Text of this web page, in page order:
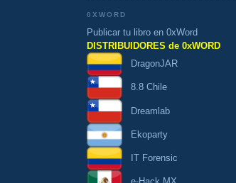
0XWORD
Publicar tu libro en 0xWord
DISTRIBUIDORES de 0xWORD
DragonJAR
8.8 Chile
Dreamlab
Ekoparty
IT Forensic